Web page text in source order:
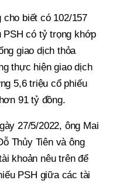
biết có 102/157
PSH có tỷ trọng khớp
giao dịch thỏa
thực hiện giao dịch
5,6 triệu cổ phiếu
91 tỷ đồng.
27/5/2022, ông Mai
Thủy Tiên và ông
khoản nêu trên để
PSH giữa các tài